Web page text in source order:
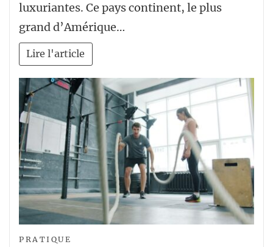
luxuriantes. Ce pays continent, le plus
grand d’Amérique…
Lire l'article
PRATIQUE